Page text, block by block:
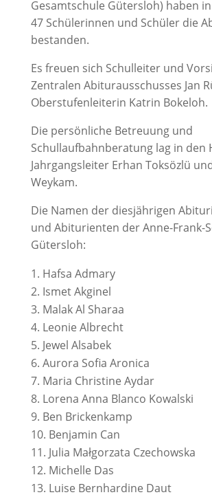
Gesamtschule Gütersloh) haben
47 Schülerinnen und Schüler die
bestanden.
Es freuen sich Schulleiter und
Zentralen Abiturausschusses Jan
Oberstufenleiterin Katrin Bokeloh.
Die persönliche Betreuung und
Schullaufbahnberatung lag in den
Jahrgangsleiter Erhan Toksözlü
Weykam.
Die Namen der diesjährigen
und Abiturienten der Anne-Frank-
Gütersloh:
Hafsa Admary
Ismet Akginel
Malak Al Sharaa
Leonie Albrecht
Jewel Alsabek
Aurora Sofia Aronica
Maria Christine Aydar
Lorena Anna Blanco Kowalski
Ben Brickenkamp
Benjamin Can
Julia Małgorzata Czechowska
Michelle Das
Luise Bernhardine Daut